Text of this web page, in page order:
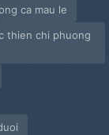
ca mau le
thien chi phuong